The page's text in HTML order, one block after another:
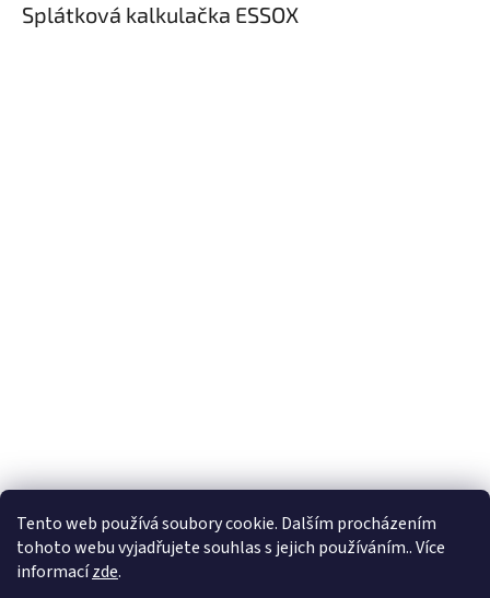
Tento web používá soubory cookie. Dalším procházením
tohoto webu vyjadřujete souhlas s jejich používáním.. Více
informacízde.
Splátková kalkulačka ESSOX